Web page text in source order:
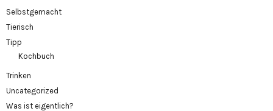
Selbstgemacht
Tierisch
Tipp
Kochbuch
Trinken
Uncategorized
Was ist eigentlich?